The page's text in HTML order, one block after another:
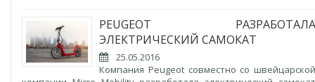
PEUGEOT РАЗРАБОТАЛА
ЭЛЕКТРИЧЕСКИЙ САМОКАТ
25.05.2016
Компания Peugeot совместно со швейцарской